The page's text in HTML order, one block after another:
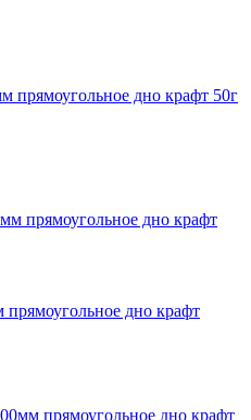
прямоугольное дно крафт 50г
дно крафт